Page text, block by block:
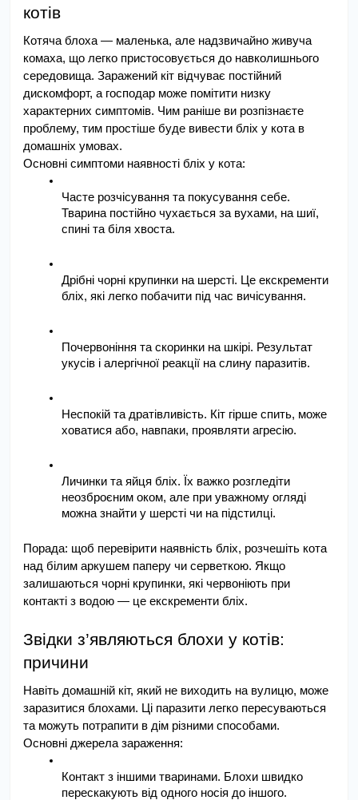
котів
Котяча блоха — маленька, але надзвичайно живуча
комаха, що легко пристосовується до навколишнього
середовища. Заражений кіт відчуває постійний
дискомфорт, а господар може помітити низку
характерних симптомів. Чим раніше ви розпізнаєте
проблему, тим простіше буде вивести бліх у кота в
домашніх умовах.
Основні симптоми наявності бліх у кота:
Часте розчісування та покусування себе.
Тварина постійно чухається за вухами, на шиї,
спині та біля хвоста.
Дрібні чорні крупинки на шерсті. Це екскременти
бліх, які легко побачити під час вичісування.
Почервоніння та скоринки на шкірі. Результат
укусів і алергічної реакції на слину паразитів.
Неспокій та дратівливість. Кіт гірше спить, може
ховатися або, навпаки, проявляти агресію.
Личинки та яйця бліх. Їх важко розгледіти
неозброєним оком, але при уважному огляді
можна знайти у шерсті чи на підстилці.
Порада: щоб перевірити наявність бліх, розчешіть кота
над білим аркушем паперу чи серветкою. Якщо
залишаються чорні крупинки, які червоніють при
контакті з водою — це екскременти бліх.
Звідки з’являються блохи у котів:
причини
Навіть домашній кіт, який не виходить на вулицю, може
заразитися блохами. Ці паразити легко пересуваються
та можуть потрапити в дім різними способами.
Основні джерела зараження:
Контакт з іншими тваринами. Блохи швидко
перескакують від одного носія до іншого.